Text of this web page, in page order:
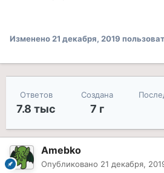
Изменено21 декабря, 2019
Ответов
7.8 тыс
Создана
7 г
Amebko
Опубликовано 21 декабря,